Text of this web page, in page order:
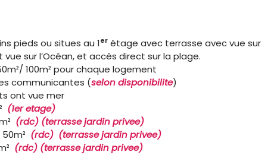
pieds ou situes au 1er étage avec terrasse avec vue sur
vue sur l’Océan, et accès direct sur la plage.
100m² pour chaque logement
communicantes (selon disponibilite)
ont vue mer
(1er etage)
(rdc) (terrasse jardin privee)
(rdc) (terrasse jardin privee)
(rdc) (terrasse jardin privee)